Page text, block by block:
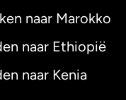
naar Marokko
naar Ethiopië
naar Kenia